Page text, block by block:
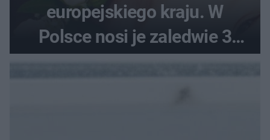
europejskiego kraju. W
Polsce nosi je zaledwie 3
kobiety